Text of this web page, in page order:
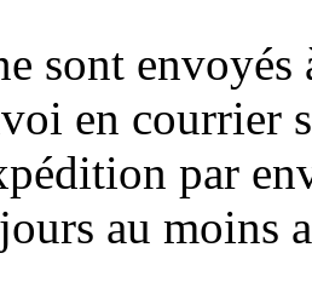
sont
en courrier
par
au moins